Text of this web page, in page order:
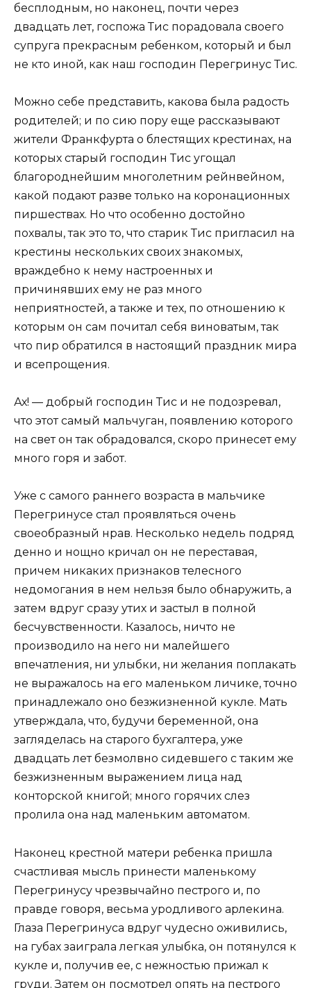
бесплодным, но наконец, почти через
двадцать лет, госпожа Тис порадовала своего
супруга прекрасным ребенком, который и был
не кто иной, как наш господин Перегринус Тис.
Можно себе представить, какова была радость
родителей; и по сию пору еще рассказывают
жители Франкфурта о блестящих крестинах, на
которых старый господин Тис угощал
благороднейшим многолетним рейнвейном,
какой подают разве только на коронационных
пиршествах. Но что особенно достойно
похвалы, так это то, что старик Тис пригласил на
крестины нескольких своих знакомых,
враждебно к нему настроенных и
причинявших ему не раз много
неприятностей, а также и тех, по отношению к
которым он сам почитал себя виноватым, так
что пир обратился в настоящий праздник мира
и всепрощения.
Ах! — добрый господин Тис и не подозревал,
что этот самый мальчуган, появлению которого
на свет он так обрадовался, скоро принесет ему
много горя и забот.
Уже с самого раннего возраста в мальчике
Перегринусе стал проявляться очень
своеобразный нрав. Несколько недель подряд
денно и нощно кричал он не переставая,
причем никаких признаков телесного
недомогания в нем нельзя было обнаружить, а
затем вдруг сразу утих и застыл в полной
бесчувственности. Казалось, ничто не
производило на него ни малейшего
впечатления, ни улыбки, ни желания поплакать
не выражалось на его маленьком личике, точно
принадлежало оно безжизненной кукле. Мать
утверждала, что, будучи беременной, она
загляделась на старого бухгалтера, уже
двадцать лет безмолвно сидевшего с таким же
безжизненным выражением лица над
конторской книгой; много горячих слез
пролила она над маленьким автоматом.
Наконец крестной матери ребенка пришла
счастливая мысль принести маленькому
Перегринусу чрезвычайно пестрого и, по
правде говоря, весьма уродливого арлекина.
Глаза Перегринуса вдруг чудесно оживились,
на губах заиграла легкая улыбка, он потянулся к
кукле и, получив ее, с нежностью прижал к
груди. Затем он посмотрел опять на пестрого